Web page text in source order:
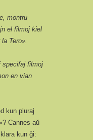
montru
el filmoj kiel
Tero».
specifaj filmoj
en vian
kun pluraj
Cannes aŭ
kun ĝi: